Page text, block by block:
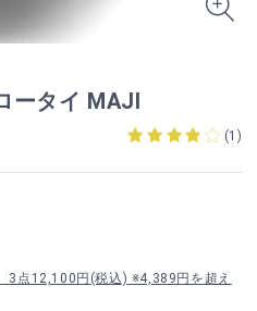
ータイ MAJI
(1 )
点12,100円(税込) ※4,389円を超え